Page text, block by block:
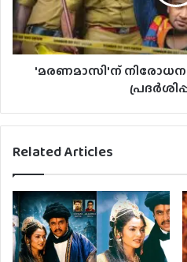
'മരണമാസി'ന് നിരോധനം
Related Articles